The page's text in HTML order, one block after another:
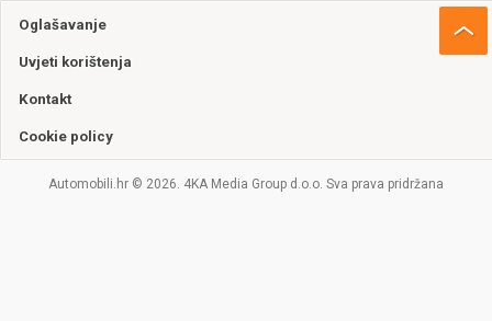
Oglašavanje
Uvjeti korištenja
Kontakt
Cookie policy
Automobili.hr © 2026. 4KA Media Group d.o.o. Sva prava pridržana